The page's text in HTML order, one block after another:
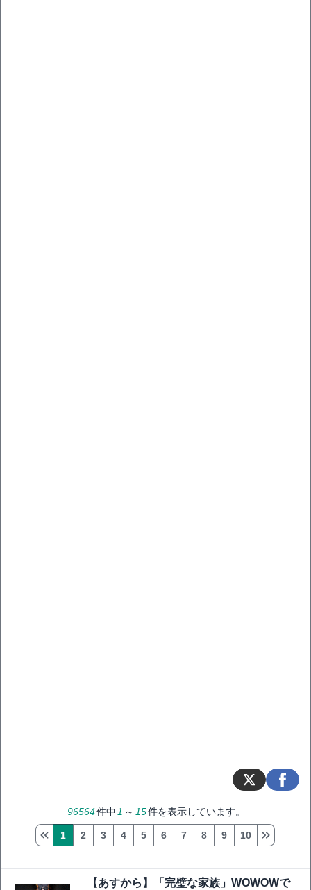
96564件中 1 ～ 15件を表示しています。
1 2 3 4 5 6 7 8 9 10
【あすから】「完璧な家族」WOWOWで